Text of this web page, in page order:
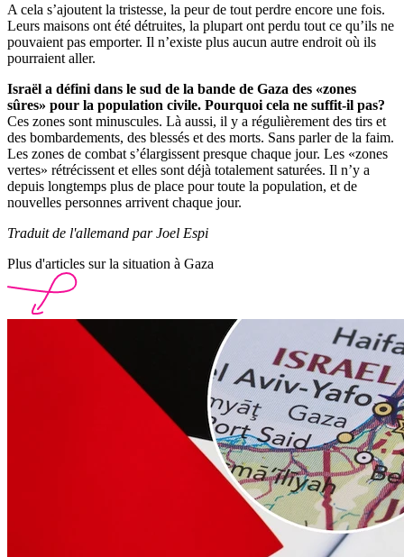
A cela s’ajoutent la tristesse, la peur de tout perdre encore une fois.
Leurs maisons ont été détruites, la plupart ont perdu tout ce qu’ils ne
pouvaient pas emporter. Il n’existe plus aucun autre endroit où ils
pourraient aller.
Israël a défini dans le sud de la bande de Gaza des «zones
sûres» pour la population civile. Pourquoi cela ne suffit-il pas?
Ces zones sont minuscules. Là aussi, il y a régulièrement des tirs et
des bombardements, des blessés et des morts. Sans parler de la faim.
Les zones de combat s’élargissent presque chaque jour. Les «zones
vertes» rétrécissent et elles sont déjà totalement saturées. Il n’y a
depuis longtemps plus de place pour toute la population, et de
nouvelles personnes arrivent chaque jour.
Traduit de l'allemand par Joel Espi
Plus d'articles sur la situation à Gaza